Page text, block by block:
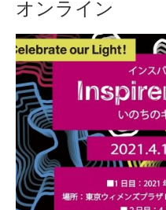
オンライン